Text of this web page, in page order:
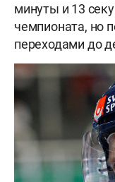
минуты и 13
чемпионата, но
переходами до